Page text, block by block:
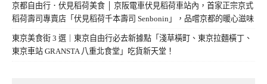
京都自由行．伏見稻荷美食 │ 京阪電車伏見稻荷車站內，首家正宗京式
稻荷壽司專賣店「伏見稻荷千本壽司 Senbonin」，品嚐京都的暖心滋味
東京美食街 3 選｜東京自由行必去新據點「淺草橫町、東京拉麵橫丁、
東京車站 GRANSTA 八重北食堂」吃貨新天堂！